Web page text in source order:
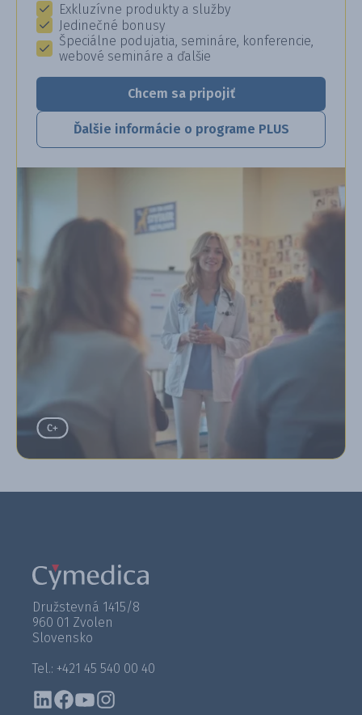
Exkluzívne produkty a služby
Jedinečné bonusy
Špeciálne podujatia, semináre, konferencie,
webové semináre a ďalšie
Chcem sa pripojiť
Ďalšie informácie o programe PLUS
Družstevná 1415/8
960 01 Zvolen
Slovensko
Tel.: +421 45 540 00 40